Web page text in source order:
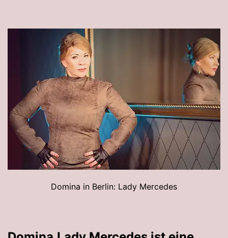
Domina in Berlin: Lady Mercedes